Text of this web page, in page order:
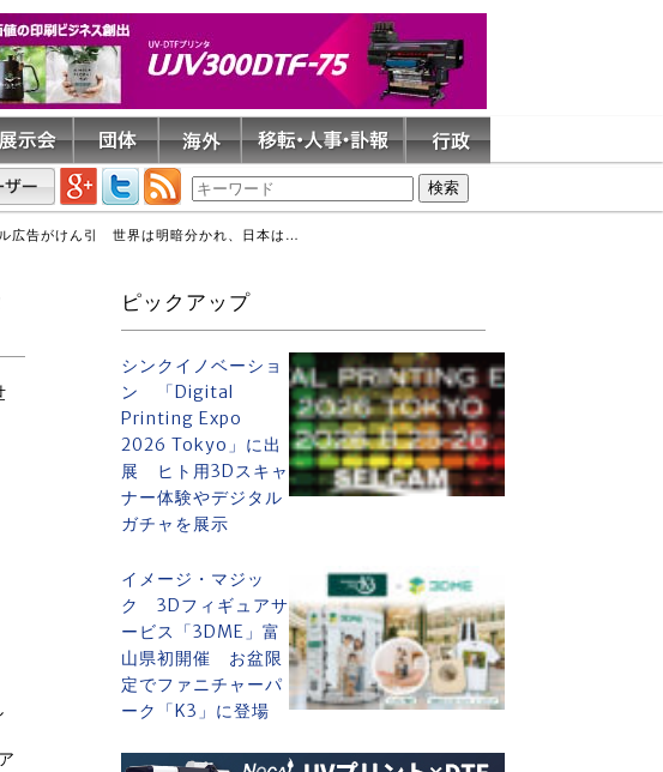
広告がけん引 世界は明暗分かれ、日本は…
ピックアップ
シンクイノベーショ
ン 「Digital
Printing Expo
2026 Tokyo」に出
展 ヒト用3Dスキャ
ナー体験やデジタル
ガチャを展示
イメージ・マジッ
ク 3Dフィギュアサ
ービス「3DME」富
山県初開催 お盆限
定でファニチャーパ
ーク「K3」に登場